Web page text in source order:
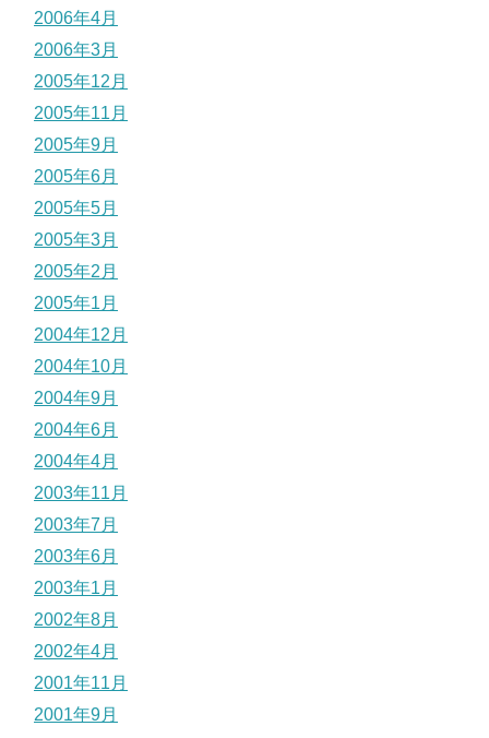
2006年4月
2006年3月
2005年12月
2005年11月
2005年9月
2005年6月
2005年5月
2005年3月
2005年2月
2005年1月
2004年12月
2004年10月
2004年9月
2004年6月
2004年4月
2003年11月
2003年7月
2003年6月
2003年1月
2002年8月
2002年4月
2001年11月
2001年9月